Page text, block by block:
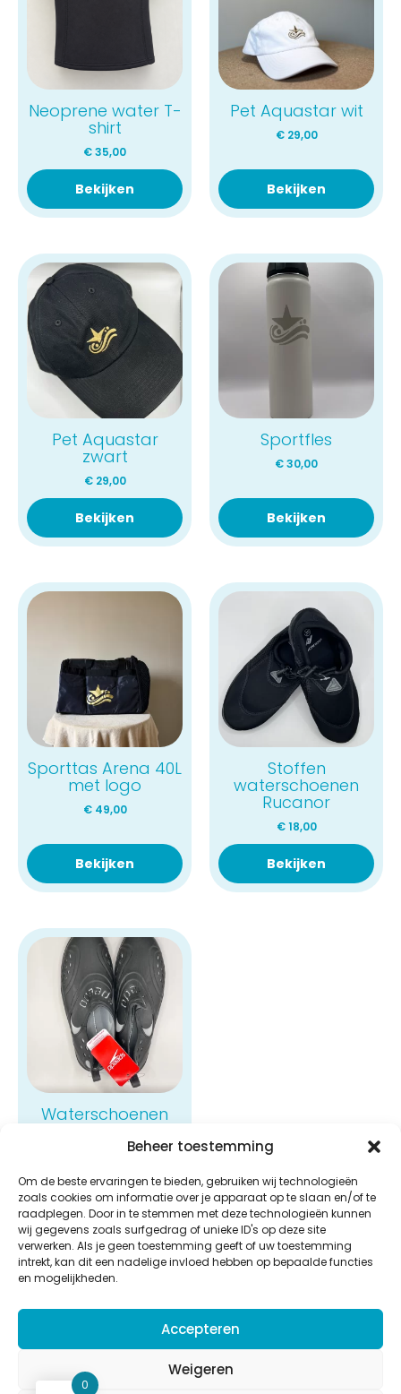
Beheer toestemming
Om de beste ervaringen te bieden, gebruiken wij technologieën
zoals cookies om informatie over je apparaat op te slaan en/of te
raadplegen. Door in te stemmen met deze technologieën kunnen
wij gegevens zoals surfgedrag of unieke ID's op deze site
verwerken. Als je geen toestemming geeft of uw toestemming
intrekt, kan dit een nadelige invloed hebben op bepaalde functies
en mogelijkheden.
Accepteren
Weigeren
Neoprene water T-
shirt
€35,00
Bekijken
Pet Aquastar wit
€29,00
Bekijken
Pet Aquastar
zwart
€29,00
Bekijken
Sportfles
€30,00
Bekijken
Sporttas Arena 40L
met logo
€49,00
Bekijken
Stoffen
waterschoenen
Rucanor
€18,00
Bekijken
Waterschoenen
Speedo
Bekijken
Aquastar
Potaardestraat 58b,
9280 Lebbeke
BE 0832.616.920
0